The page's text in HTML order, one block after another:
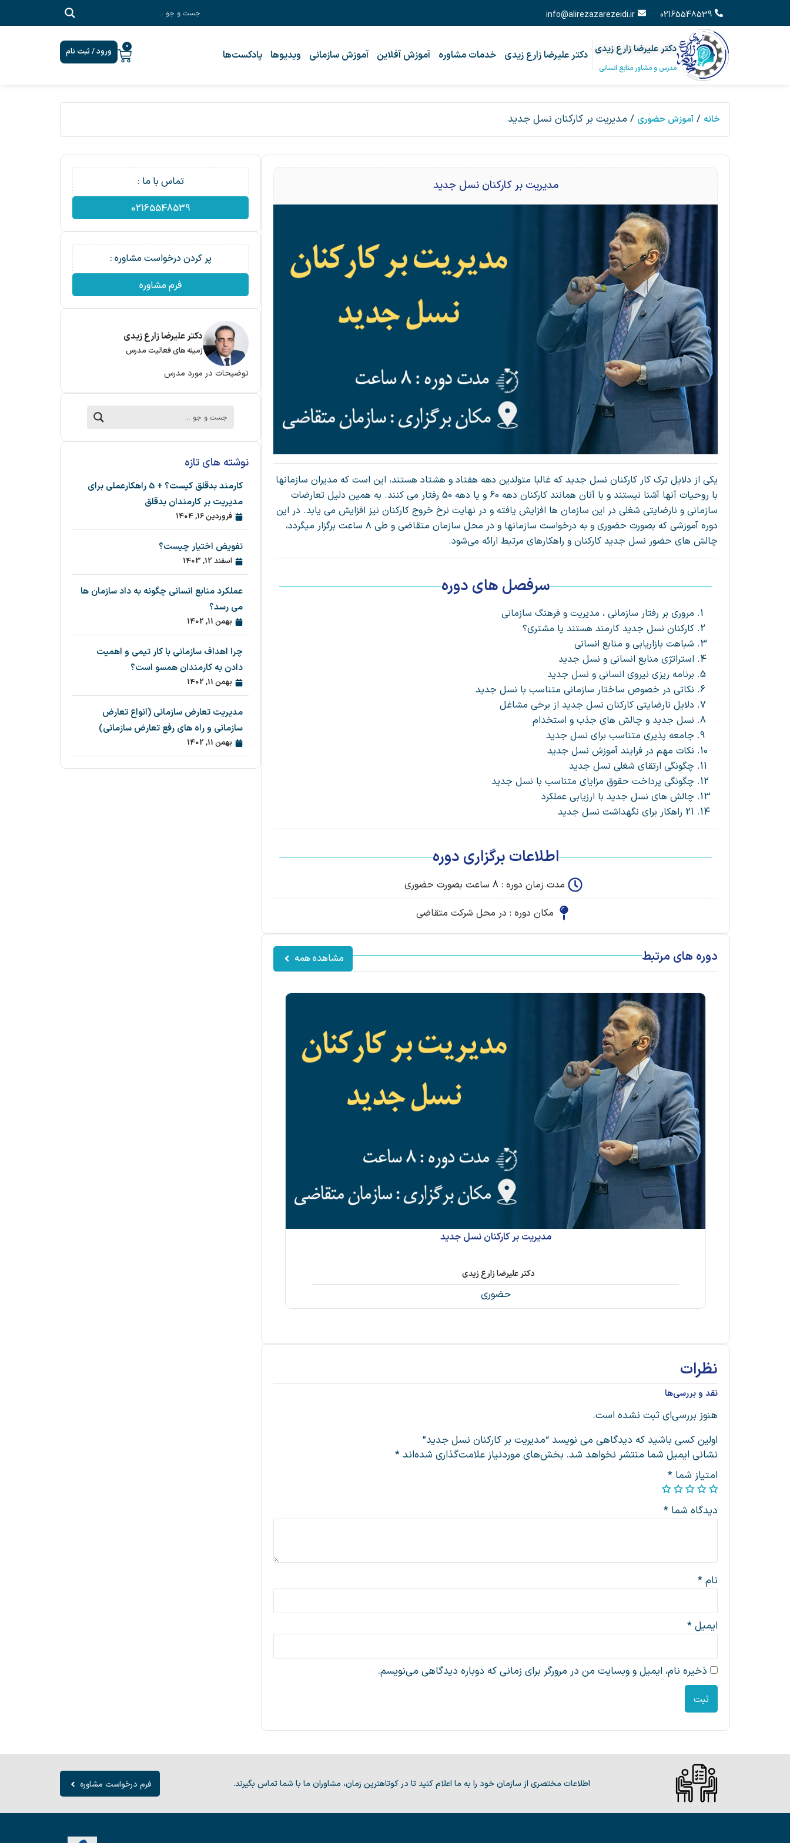
02165548539
info@alirezazarezeidi.ir
دکتر علیرضا زارع زیدی
مدرس و مشاور منابع انسانی
دکتر علیرضا زارع زیدی خدمات مشاوره آموزش آفلاین آموزش سازمانی ویدیوها پادکست‎‌ها
0 ورود / ثبت نام
خانه / آموزش حضوری / مدیریت بر کارکنان نسل جدید
مدیریت بر کارکنان نسل جدید
یکی از دلایل ترک کار کارکنان نسل جدید که غالبا متولدین دهه هفتاد و هشتاد هستند، این است که مدیران سازمانها
با روحیات آنها آشنا نیستند و با آنان همانند کارکنان دهه 60 و یا دهه 50 رفتار می کنند. به همین دلیل تعارضات
سازمانی و نارضایتی شغلی در این سازمان ها افزایش یافته و در نهایت نرخ خروج کارکنان نیز افزایش می یابد. در این
دوره آموزشی که بصورت حضوری و به درخواست سازمانها و در محل سازمان متقاضی و طی ۸ ساعت برگزار میگردد،
چالش های حضور نسل جدید کارکنان و راهکارهای مرتبط ارائه می‌شود.
سرفصل های دوره
مروری بر رفتار سازمانی ، مدیریت و فرهنگ سازمانی
کارکنان نسل جدید کارمند هستند یا مشتری؟
شباهت بازاریابی و منابع انسانی
استراتژی منابع انسانی و نسل جدید
برنامه ریزی نیروی انسانی و نسل جدید
نکاتی در خصوص ساختار سازمانی متناسب با نسل جدید
دلایل نارضایتی کارکنان نسل جدید از برخی مشاغل
نسل جدید و چالش های جذب و استخدام
جامعه پذیری متناسب برای نسل جدید
نکات مهم در فرایند آموزش نسل جدید
چگونگی ارتقای شغلی نسل جدید
چگونگی پرداخت حقوق مزایای متناسب با نسل جدید
چالش های نسل جدید با ارزیابی عملکرد
21 راهکار برای نگهداشت نسل جدید
اطلاعات برگزاری دوره
مدت زمان دوره : 8 ساعت بصورت حضوری
مکان دوره : در محل شرکت متقاضی
دوره های مرتبط مشاهده همه
مدیریت بر کارکنان نسل جدید
دکتر علیرضا زارع زیدی
حضوری
نظرات
نقد و بررسی‌ها
هنوز بررسی‌ای ثبت نشده است.
اولین کسی باشید که دیدگاهی می نویسد “مدیریت بر کارکنان نسل جدید”
نشانی ایمیل شما منتشر نخواهد شد. بخش‌های موردنیاز علامت‌گذاری شده‌اند*
امتیاز شما *
دیدگاه شما *
نام*
ایمیل*
ذخیره نام، ایمیل و وبسایت من در مرورگر برای زمانی که دوباره دیدگاهی می‌نویسم.
تماس با ما :
02165548539
پر کردن درخواست مشاوره :
فرم مشاوره
دکتر علیرضا زارع زیدی
زمینه های فعالیت مدرس
توضیحات در مورد مدرس
نوشته های تازه
کارمند بدقلق کیست؟ + 5 راهکارعملی برای
مدیریت بر کارمندان بدقلق
فروردین 16, 1404
تفویض اختیار چیست؟
اسفند 12, 1403
عملکرد منابع انسانی چگونه به داد سازمان ها
می رسد؟
بهمن 11, 1402
چرا اهداف سازمانی با کار تیمی و اهمیت
دادن به کارمندان همسو است؟
بهمن 11, 1402
مدیریت تعارض سازمانی (انواع تعارض
سازمانی و راه های رفع تعارض سازمانی)
بهمن 11, 1402
اطلاعات مختصری از سازمان خود را به ما اعلام کنید تا در کوتاهترین زمان، مشاوران ما با شما تماس بگیرند. فرم درخواست مشاوره